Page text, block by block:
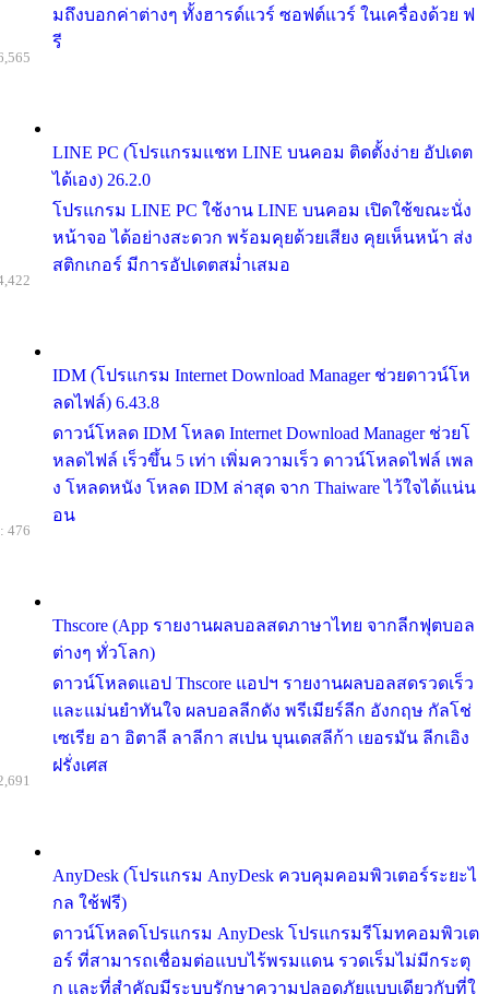
มถึงบอกค่าต่างๆ ทั้งฮารด์แวร์ ซอฟต์แวร์ ในเครื่องด้วย ฟ
รี
LINE PC (โปรแกรมแชท LINE บนคอม ติดตั้งง่าย อัปเดต
ได้เอง) 26.2.0
โปรแกรม LINE PC ใช้งาน LINE บนคอม เปิดใช้ขณะนั่ง
หน้าจอ ได้อย่างสะดวก พร้อมคุยด้วยเสียง คุยเห็นหน้า ส่ง
สติกเกอร์ มีการอัปเดตสม่ำเสมอ
IDM (โปรแกรม Internet Download Manager ช่วยดาวน์โห
ลดไฟล์) 6.43.8
ดาวน์โหลด IDM โหลด Internet Download Manager ช่วยโ
หลดไฟล์ เร็วขึ้น 5 เท่า เพิ่มความเร็ว ดาวน์โหลดไฟล์ เพล
ง โหลดหนัง โหลด IDM ล่าสุด จาก Thaiware ไว้ใจได้แน่น
อน
Thscore (App รายงานผลบอลสดภาษาไทย จากลีกฟุตบอล
ต่างๆ ทั่วโลก)
ดาวน์โหลดแอป Thscore แอปฯ รายงานผลบอลสดรวดเร็ว
และแม่นยำทันใจ ผลบอลลีกดัง พรีเมียร์ลีก อังกฤษ กัลโช่
เซเรีย อา อิตาลี ลาลีกา สเปน บุนเดสลีก้า เยอรมัน ลีกเอิง
ฝรั่งเศส
476
AnyDesk (โปรแกรม AnyDesk ควบคุมคอมพิวเตอร์ระยะไ
กล ใช้ฟรี)
ดาวน์โหลดโปรแกรม AnyDesk โปรแกรมรีโมทคอมพิวเต
อร์ ที่สามารถเชื่อมต่อแบบไร้พรมแดน รวดเร็มไม่มีกระตุ
ก และที่สำคัญมีระบบรักษาความปลอดภัยแบบเดียวกับที่ใ